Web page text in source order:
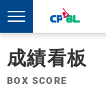
成績看板
BOX SCORE